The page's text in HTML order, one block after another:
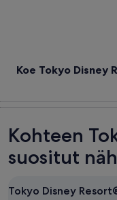
Koe Tokyo Disney
Kohteen
suositut
Tokyo Disney